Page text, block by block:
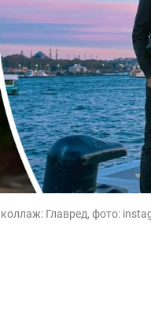
Главред, фото: